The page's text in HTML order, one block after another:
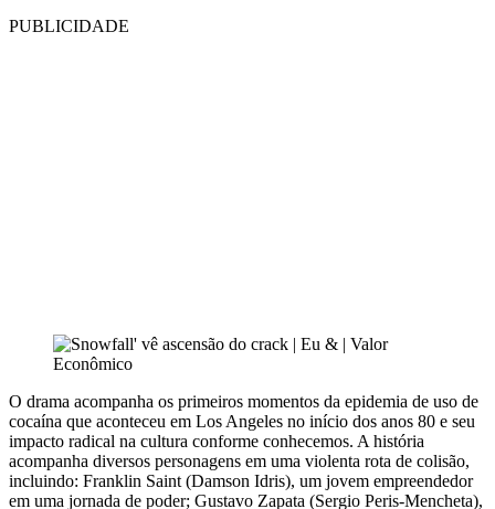
PUBLICIDADE
O drama acompanha os primeiros momentos da epidemia de uso de
cocaína que aconteceu em Los Angeles no início dos anos 80 e seu
impacto radical na cultura conforme conhecemos. A história
acompanha diversos personagens em uma violenta rota de colisão,
incluindo: Franklin Saint (Damson Idris), um jovem empreendedor
em uma jornada de poder; Gustavo Zapata (Sergio Peris-Mencheta),